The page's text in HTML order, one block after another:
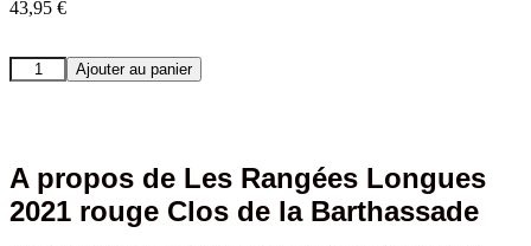
43,95 €
quantité
de
2021
rouge
Clos
Ajouter au panier
A propos de Les Rangées Longues
2021 rouge Clos de la Barthassade